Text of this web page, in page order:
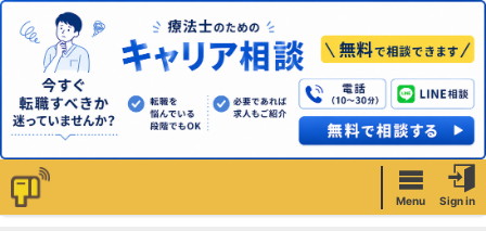
Menu Sign in